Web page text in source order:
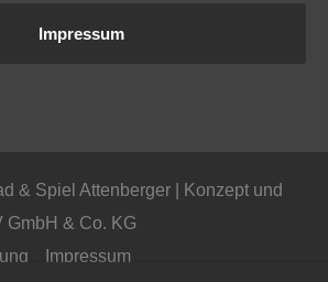
Impressum
& Spiel Attenberger | Konzept und
GmbH & Co. KG
Impressum